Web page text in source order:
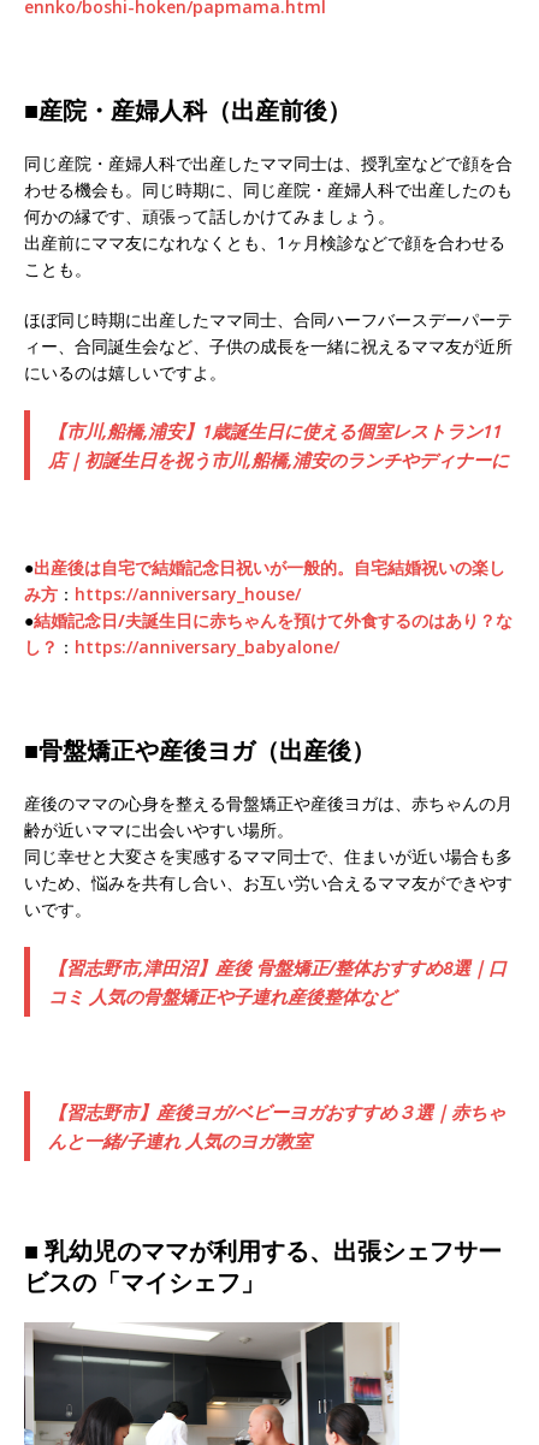
ennko/boshi-hoken/papmama.html
■産院・産婦人科（出産前後）
同じ産院・産婦人科で出産したママ同士は、授乳室などで顔を合
わせる機会も。同じ時期に、同じ産院・産婦人科で出産したのも
何かの縁です、頑張って話しかけてみましょう。
出産前にママ友になれなくとも、1ヶ月検診などで顔を合わせる
ことも。
ほぼ同じ時期に出産したママ同士、合同ハーフバースデーパーテ
ィー、合同誕生会など、子供の成長を一緒に祝えるママ友が近所
にいるのは嬉しいですよ。
【市川,船橋,浦安】1歳誕生日に使える個室レストラン11
店｜初誕生日を祝う市川,船橋,浦安のランチやディナーに
●出産後は自宅で結婚記念日祝いが一般的。自宅結婚祝いの楽し
み方 ： https://anniversary_house/
●結婚記念日/夫誕生日に赤ちゃんを預けて外食するのはあり？な
し？ ： https://anniversary_babyalone/
■骨盤矯正や産後ヨガ（出産後）
産後のママの心身を整える骨盤矯正や産後ヨガは、赤ちゃんの月
齢が近いママに出会いやすい場所。
同じ幸せと大変さを実感するママ同士で、住まいが近い場合も多
いため、悩みを共有し合い、お互い労い合えるママ友ができやす
いです。
【習志野市,津田沼】産後 骨盤矯正/整体おすすめ8選｜口
コミ 人気の骨盤矯正や子連れ産後整体など
【習志野市】産後ヨガ/ベビーヨガおすすめ３選｜赤ちゃ
んと一緒/子連れ 人気のヨガ教室
■ 乳幼児のママが利用する、出張シェフサー
ビスの「マイシェフ」